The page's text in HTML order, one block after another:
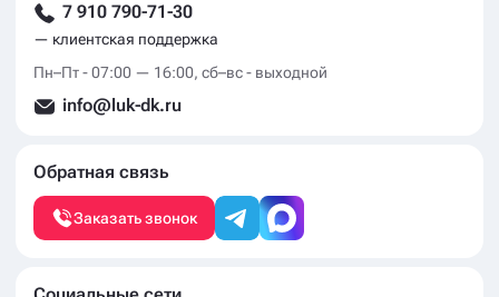
7 910 790-71-30
— клиентская поддержка
Пн–Пт - 07:00 — 16:00, сб–вс - выходной
info@luk-dk.ru
Обратная связь
Заказать звонок